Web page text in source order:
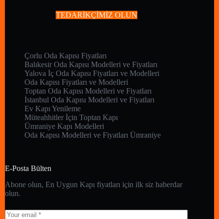
TEDARİKÇİMİZ OLUN
Çorlu Oda Kapısı Fiyatları
Balıkesir Oda Kapısı Modelleri ve Fiyatları
Yalova İç Oda Kapısı Fiyatları ve Modelleri
Oda Kapısı Fiyatları ve Modelleri
Toptan Oda Kapısı Modelleri ve Fiyatları
İstanbul Oda Kapısı Modelleri ve Fiyatları
Ev Kapı Yenileme
Müteahhitler İçin Toptan Kapı
Ümraniye Kapı Modelleri
Oda Kapısı Modelleri ve Fiyatları Ümraniye
E-Posta Bülten
Abone olun, En Uygun Kapı fiyatları için ilk siz haberdar
olun.